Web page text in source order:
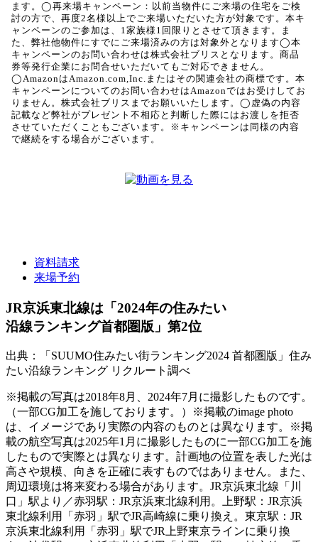
ます。◯再来場キャンペーン：以前当物件にご来場の住宅をご検
討の方で、再度2名様以上でご来場いただいた方が対象です。本キ
ャンペーンのご参加は、1家族様1回限りとさせて頂きます。ま
た、弊社他物件にすでにご来場済みの方は対象外となります◯本
キャンペーンのお問い合わせは株式会社ブリスとなります。商品
券等発行企業にお問合せいただいてもご対応できません。
◯AmazonはAmazon.com,Inc.またはその関連会社の商標です。本
キャンペーンについてのお問い合わせはAmazonではお受けしてお
りません。株式会社ブリスまでお願いいたします。◯虚偽の内容
記載など弊社がプレゼント不相応と判断した際にはお渡しを拒否
させていただくこともございます。※キャンペーンは同様の内容
で継続をする場合がございます。
資料請求
来場予約
JR京浜東北線は「2024年の住みたい
沿線ランキング首都圏版」第2位
出典：「SUUMO住みたい街ランキング2024 首都圏版」住み
たい沿線ランキング リクルート調べ
※掲載の写真は2018年8月、2024年7月に撮影したものです。
（一部CG加工を施しております。）※掲載のimage photo
は、イメージであり実際の内容のものとは異なります。※掲
載の航空写真は2025年1月に撮影したものに一部CG加工を施
したもので実際とは異なります。計画地の位置を表した光は
高さや規模、向きを正確に表すものではありません。また、
周辺環境は将来変わる場合があります。JR京浜東北線「川
口」駅より／赤羽駅：JR京浜東北線利用。上野駅：JR京浜
東北線利用「赤羽」駅でJR高崎線に乗り換え。東京駅：JR
京浜東北線利用「赤羽」駅でJR上野東京ラインに乗り換